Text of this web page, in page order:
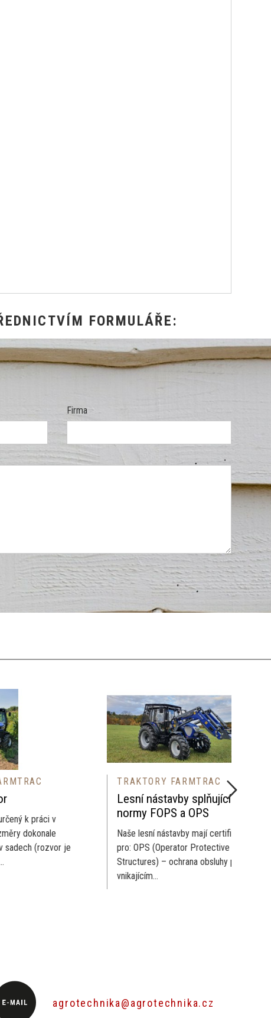
FORMULÁŘE:
Firma
v
je
TRAKTORY FARMTRAC
Lesní nástavby splňující
normy FOPS a OPS
Naše lesní nástavby mají certifikát
pro: OPS (Operator Protective
Structures) – ochrana obsluhy proti
vnikajícím...
agrotechnika@agrotechnika.cz